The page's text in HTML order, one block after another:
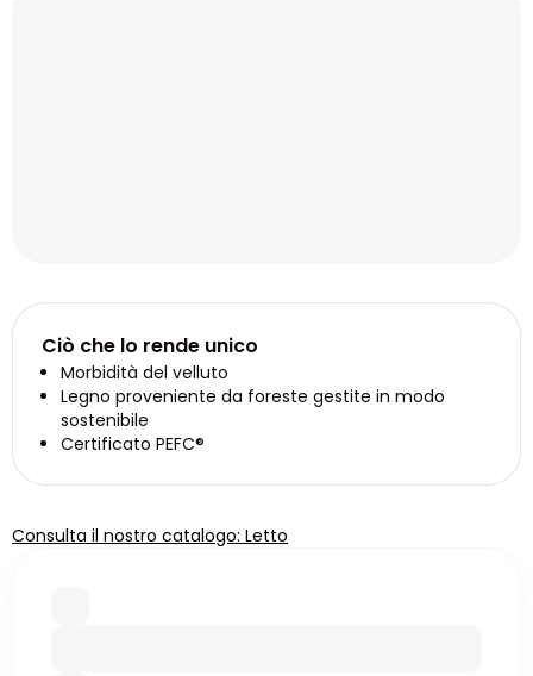
Ciò che lo rende unico
Morbidità del velluto
Legno proveniente da foreste gestite in modo
sostenibile
Certificato PEFC®
Consulta il nostro catalogo: Letto